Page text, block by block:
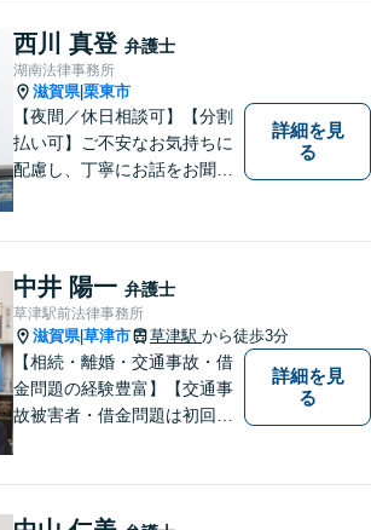
です。 ご相談を躊躇われてい
る方もお気軽に、ご相談にい
らしてください。
西川 真登 弁護士
湖南法律事務所
滋賀県|栗東市
【夜間／休日相談可】【分割
払い可】ご不安なお気持ちに
配慮し、丁寧にお話をお聞き
い合わせください。
詳細を見
る
中井 陽一 弁護士
草津駅前法律事務所
滋賀県|草津市 草津駅 から徒歩3分
【相続・離婚・交通事故・借
金問題の経験豊富】【交通事
故被害者・借金問題は初回相
詳細を見
る